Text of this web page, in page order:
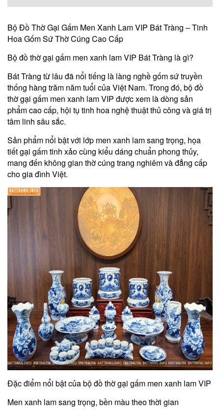
Bộ Đồ Thờ Gại Gấm Men Xanh Lam VIP Bát Tràng – Tinh
Hoa Gốm Sứ Thờ Cúng Cao Cấp
Bộ đồ thờ gại gấm men xanh lam VIP Bát Tràng là gì?
Bát Tràng từ lâu đã nổi tiếng là làng nghề gốm sứ truyền
thống hàng trăm năm tuổi của Việt Nam. Trong đó, bộ đồ
thờ gại gấm men xanh lam VIP được xem là dòng sản
phẩm cao cấp, hội tụ tinh hoa nghệ thuật thủ công và giá trị
tâm linh sâu sắc.
Sản phẩm nổi bật với lớp men xanh lam sang trọng, họa
tiết gại gấm tinh xảo cùng kiểu dáng chuẩn phong thủy,
mang đến không gian thờ cúng trang nghiêm và đẳng cấp
cho gia đình Việt.
Đặc điểm nổi bật của bộ đồ thờ gại gấm men xanh lam VIP
Men xanh lam sang trọng, bền màu theo thời gian